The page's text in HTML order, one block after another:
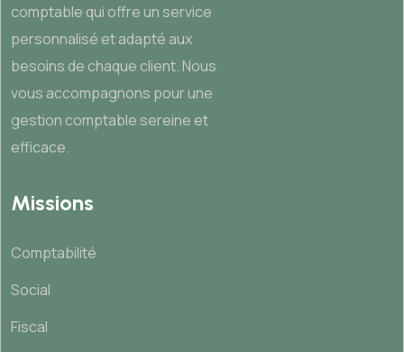
comptable qui offre un service
personnalisé et adapté aux
besoins de chaque client. Nous
vous accompagnons pour une
gestion comptable sereine et
efficace.
Missions
Comptabilité
Social
Fiscal